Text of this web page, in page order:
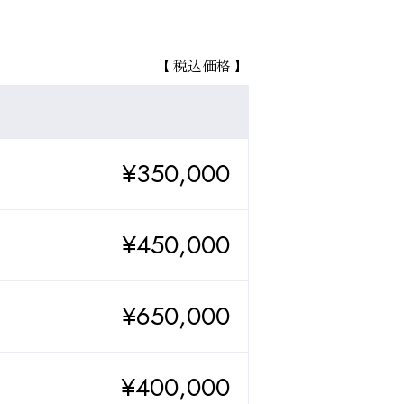
【 税込価格 】
¥350,000
¥450,000
¥650,000
¥400,000